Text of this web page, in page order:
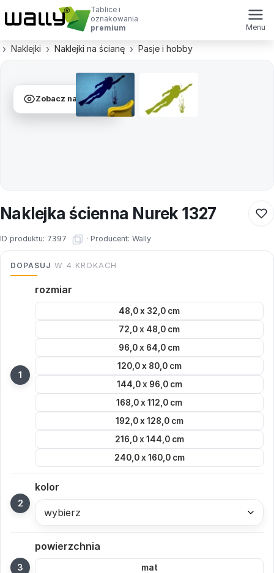
Tablice i
oznakowania
premium
Menu
Naklejki Naklejki na ścianę Pasje i hobby
Zobacz na ścianie
Naklejka ścienna Nurek 1327
ID produktu: 7397 · Producent: Wally
DOPASUJ W 4 KROKACH
rozmiar
48,0 x 32,0 cm
72,0 x 48,0 cm
96,0 x 64,0 cm
120,0 x 80,0 cm
144,0 x 96,0 cm
168,0 x 112,0 cm
192,0 x 128,0 cm
216,0 x 144,0 cm
240,0 x 160,0 cm
kolor
wybierz
powierzchnia
mat